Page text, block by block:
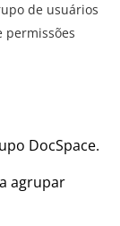
de usuários
permissões
DocSpace.
agrupar